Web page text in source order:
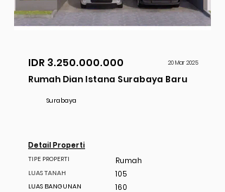
IDR 3.250.000.000 20 Mar 2025
Rumah Dian Istana Surabaya Baru
Surabaya
Detail Properti
TIPE PROPERTI
LUAS TANAH
LUAS BANGUNAN
Rumah
105
160